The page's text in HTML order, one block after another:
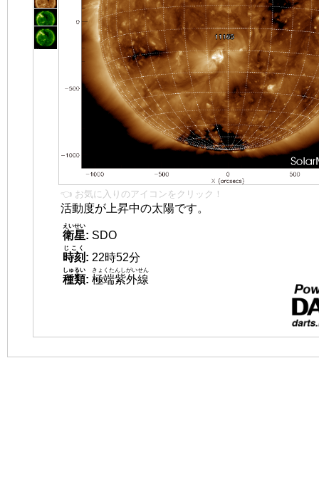
👈 お気に入りのアイコンをクリック！
活動度が上昇中の太陽です。
衛星
えいせい
: SDO
時刻
じこく
: 22時52分
種類
しゅるい
: 極端紫外線
きょくたんしがいせん